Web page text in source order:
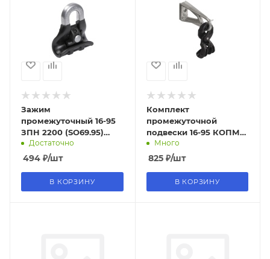
Зажим
промежуточный 16-95
ЗПН 2200 (SO69.95)
ИЭК (8/80шт)
Достаточно
494 ₽/шт
В КОРЗИНУ
Комплект
промежуточной
подвески 16-95 КОПМ
1500 (ES 1500, SO 260)
ИЭК (25шт)
Много
825₽/шт
В КОРЗИНУ